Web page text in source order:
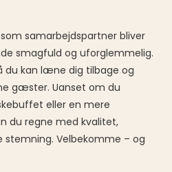
samarbejdspartner bliver
smagfuld og uforglemmelig.
du kan læne dig tilbage og
gæster. Uanset om du
eller en mere
du regne med kvalitet,
Velbekomme – og